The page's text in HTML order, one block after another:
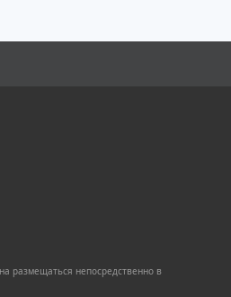
размещаться непосредственно в